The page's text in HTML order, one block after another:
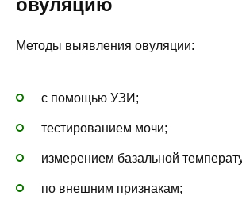
овуляцию
Методы выявления овуляции:
с помощью УЗИ;
тестированием мочи;
измерением базальной
по внешним признакам;